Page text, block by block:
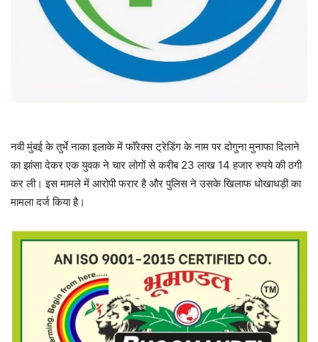
नवी मुंबई के तुर्भे नाका इलाके में फॉरेक्स ट्रेडिंग के नाम पर दोगुना मुनाफा दिलाने
का झांसा देकर एक युवक ने चार लोगों से करीब 23 लाख 14 हजार रुपये की ठगी
कर ली। इस मामले में आरोपी फरार है और पुलिस ने उसके खिलाफ धोखाधड़ी का
मामला दर्ज किया है।